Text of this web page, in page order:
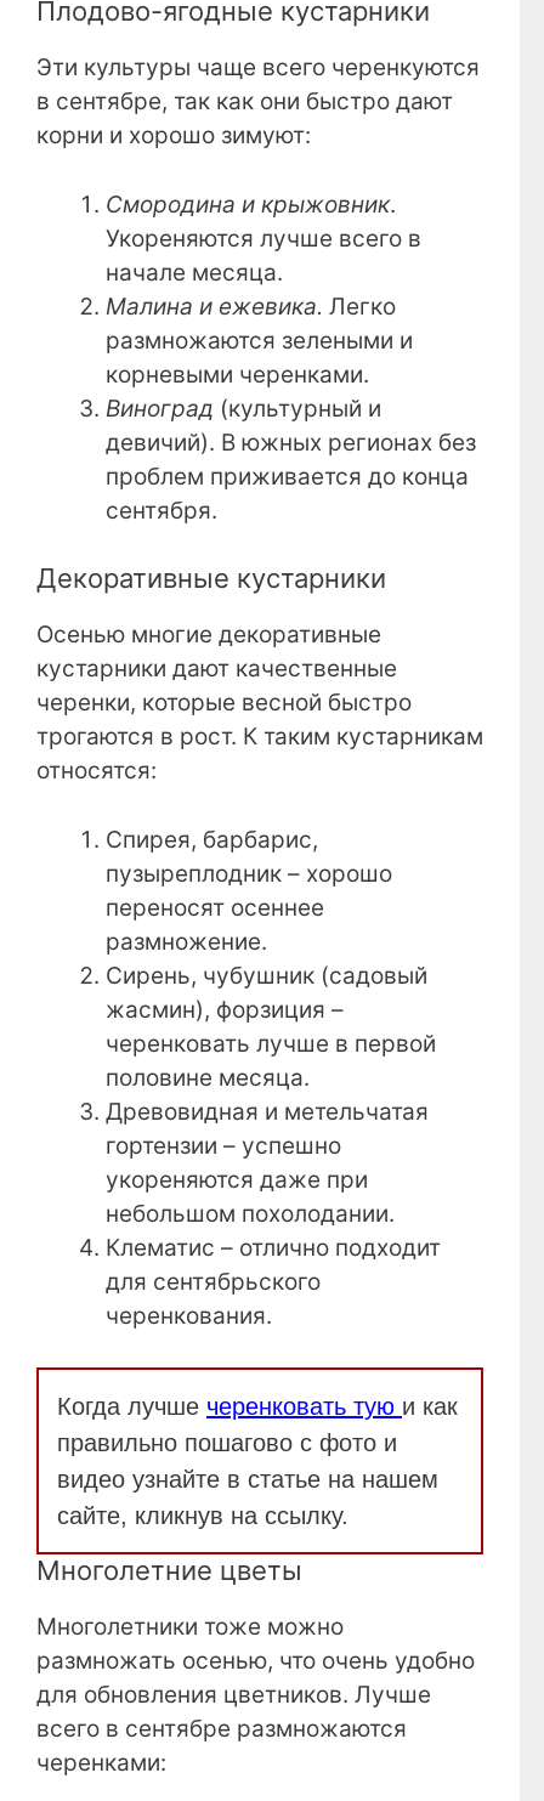
Плодово-ягодные кустарники
Эти культуры чаще всего черенкуются
в сентябре, так как они быстро дают
корни и хорошо зимуют:
Смородина и крыжовник.
Укореняются лучше всего в
начале месяца.
Малина и ежевика. Легко
размножаются зелеными и
корневыми черенками.
Виноград (культурный и
девичий). В южных регионах без
проблем приживается до конца
сентября.
Декоративные кустарники
Осенью многие декоративные
кустарники дают качественные
черенки, которые весной быстро
трогаются в рост. К таким кустарникам
относятся:
Спирея, барбарис,
пузыреплодник – хорошо
переносят осеннее
размножение.
Сирень, чубушник (садовый
жасмин), форзиция –
черенковать лучше в первой
половине месяца.
Древовидная и метельчатая
гортензии – успешно
укореняются даже при
небольшом похолодании.
Клематис – отлично подходит
для сентябрьского
черенкования.
Когда лучше черенковать тую и как
правильно пошагово с фото и
видео узнайте в статье на нашем
сайте, кликнув на ссылку.
Многолетние цветы
Многолетники тоже можно
размножать осенью, что очень удобно
для обновления цветников. Лучше
всего в сентябре размножаются
черенками: